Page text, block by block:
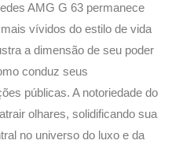
AMG G 63 permanece
vívidos do estilo de vida
a dimensão de seu poder
conduz seus
públicas. A notoriedade do
olhares, solidificando sua
no universo do luxo e da